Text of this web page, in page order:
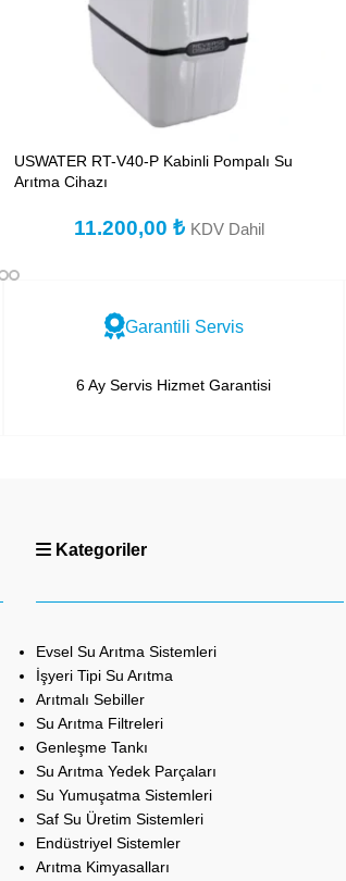
USWATER RT-V40-P Kabinli Pompalı Su
Arıtma Cihazı
11.200,00₺ KDV Dahil
Garantili Servis
6 Ay Servis Hizmet Garantisi
Kategoriler
Evsel Su Arıtma Sistemleri
İşyeri Tipi Su Arıtma
Arıtmalı Sebiller
Su Arıtma Filtreleri
Genleşme Tankı
Su Arıtma Yedek Parçaları
Su Yumuşatma Sistemleri
Saf Su Üretim Sistemleri
Endüstriyel Sistemler
Arıtma Kimyasalları